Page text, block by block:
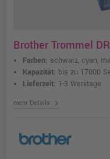
Brother Trommel
Farben: schwarz, cyan,
Kapazität: bis zu 17000
Lieferzeit: 1-3 Werktage
mehr Details chevron_right